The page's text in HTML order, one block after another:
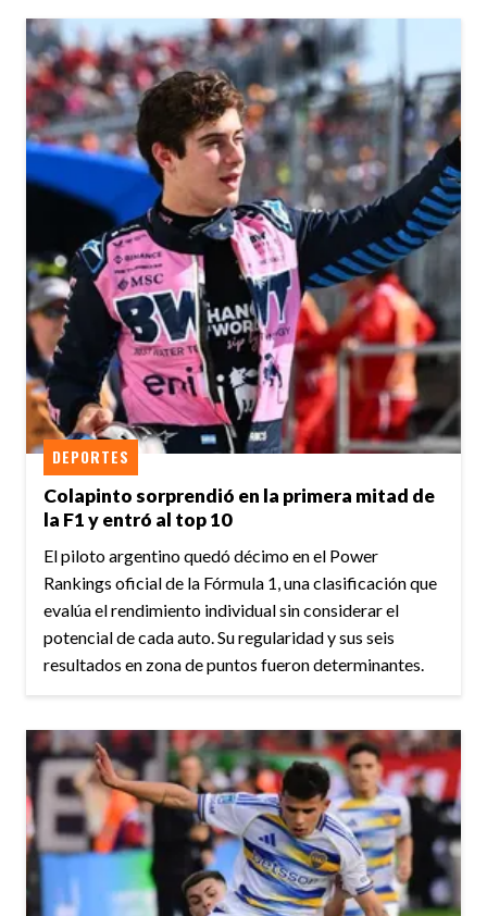
Colapinto sorprendió en la primera mitad de
la F1 y entró al top 10
DEPORTES
El piloto argentino quedó décimo en el Power
Rankings oficial de la Fórmula 1, una clasificación que
evalúa el rendimiento individual sin considerar el
potencial de cada auto. Su regularidad y sus seis
resultados en zona de puntos fueron determinantes.